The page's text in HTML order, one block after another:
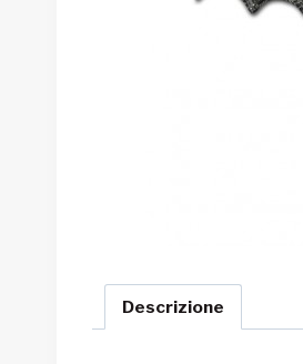
Descrizione